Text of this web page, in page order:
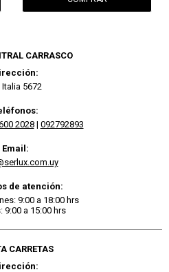
CARRASCO
Italia 5672
2028| 092792893
Email:
de atención:
9:00 a 18:00 hrs
9:00 a 15:00 hrs
CARRETAS